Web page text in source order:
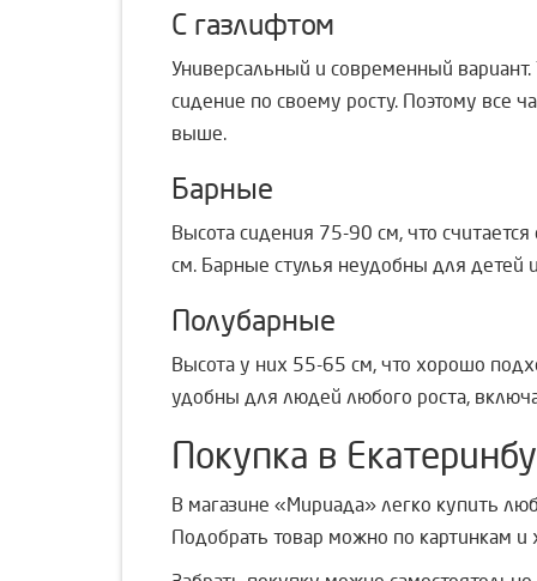
С газлифтом
Универсальный и современный
сидение по своему росту. Поэтому все
выше.
Барные
Высота сидения 75-90 см, что
см. Барные стулья неудобны для детей
Полубарные
Высота у них 55-65 см, что хорошо
удобны для людей любого роста,
Покупка в
В магазине «Мириада» легко купить
Подобрать товар можно по картинкам и